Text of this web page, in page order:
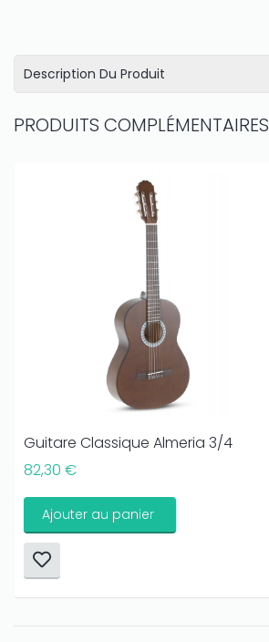
Description Du Produit
PRODUITS COMPLÉMENTAIRES
Guitare Classique Almeria 3/4
82,30 €
Ajouter au panier